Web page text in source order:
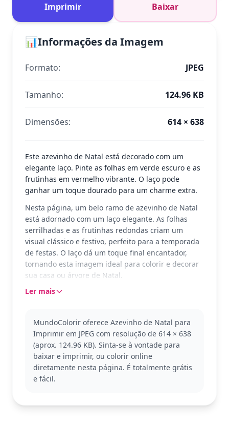
Imprimir Baixar
📊Informações da Imagem
Formato: JPEG
Tamanho: 124.96 KB
Dimensões: 614 × 638
Este azevinho de Natal está decorado com um
elegante laço. Pinte as folhas em verde escuro e as
frutinhas em vermelho vibrante. O laço pode
ganhar um toque dourado para um charme extra.
Nesta página, um belo ramo de azevinho de Natal
está adornado com um laço elegante. As folhas
serrilhadas e as frutinhas redondas criam um
visual clássico e festivo, perfeito para a temporada
de festas. O laço dá um toque final encantador,
tornando esta imagem ideal para colorir e decorar
sua casa ou árvore de Natal.
O azevinho é um símbolo tradicional do Natal,
Azevinho de Natal e é uma excelente escolha para
aqueles que adoram temas festivos. Você pode
também gostar de outras páginas com temas de
Natal, como árvores e enfeites.
Com uma complexidade fácil, esta página é
Ler mais
MundoColorir oferece Azevinho de Natal para
Imprimir em JPEG com resolução de 614 × 638
(aprox. 124.96 KB). Sinta-se à vontade para
baixar e imprimir, ou colorir online
diretamente nesta página. É totalmente grátis
e fácil.